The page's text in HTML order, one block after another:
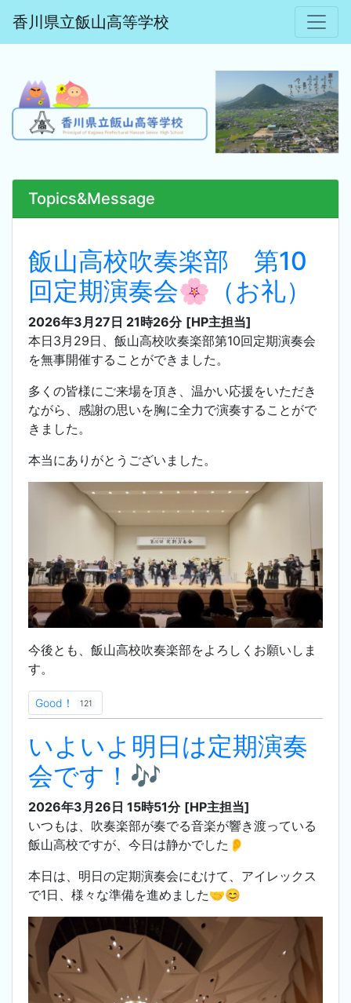
香川県立飯山高等学校
Topics&Message
飯山高校吹奏楽部 第10
回定期演奏会🌸（お礼）
2026年3月27日 21時26分 [HP主担当]
本日3月29日、飯山高校吹奏楽部第10回定期演奏会
を無事開催することができました。
多くの皆様にご来場を頂き、温かい応援をいただき
ながら、感謝の思いを胸に全力で演奏することがで
きました。
本当にありがとうございました。
今後とも、飯山高校吹奏楽部をよろしくお願いしま
す。
Good！ 121
いよいよ明日は定期演奏
会です！🎶
2026年3月26日 15時51分 [HP主担当]
いつもは、吹奏楽部が奏でる音楽が響き渡っている
飯山高校ですが、今日は静かでした👂
本日は、明日の定期演奏会にむけて、アイレックス
で1日、様々な準備を進めました🤝😊